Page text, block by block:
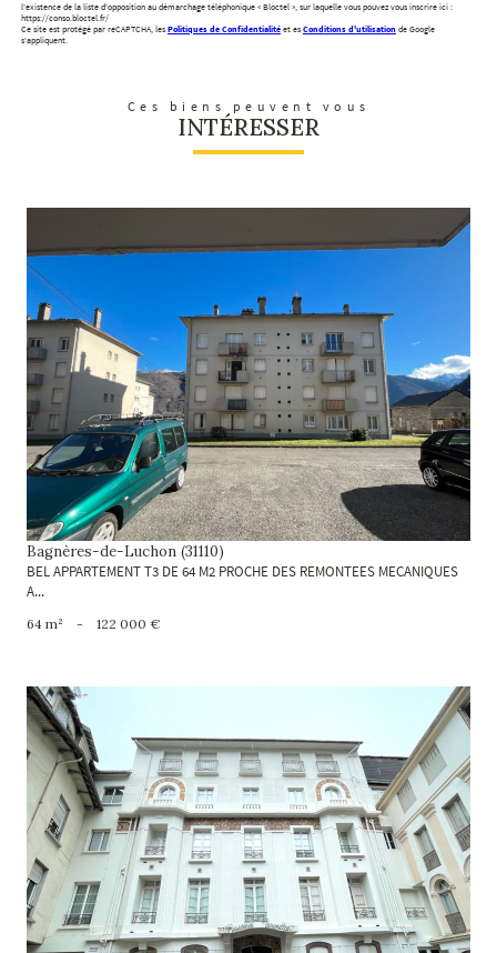
l'existence de la liste d'opposition au démarchage téléphonique « Bloctel », sur laquelle vous pouvez vous inscrire ici :
https://conso.bloctel.fr/
Ce site est protégé par reCAPTCHA, les Politiques de Confidentialité et es Conditions d'utilisation de Google
s'appliquent.
Ces biens peuvent vous
INTÉRESSER
voir le bien
Bagnères-de-Luchon (31110)
BEL APPARTEMENT T3 DE 64 M2 PROCHE DES REMONTEES MECANIQUES
A...
64 m² - 122 000 €
voir le bien